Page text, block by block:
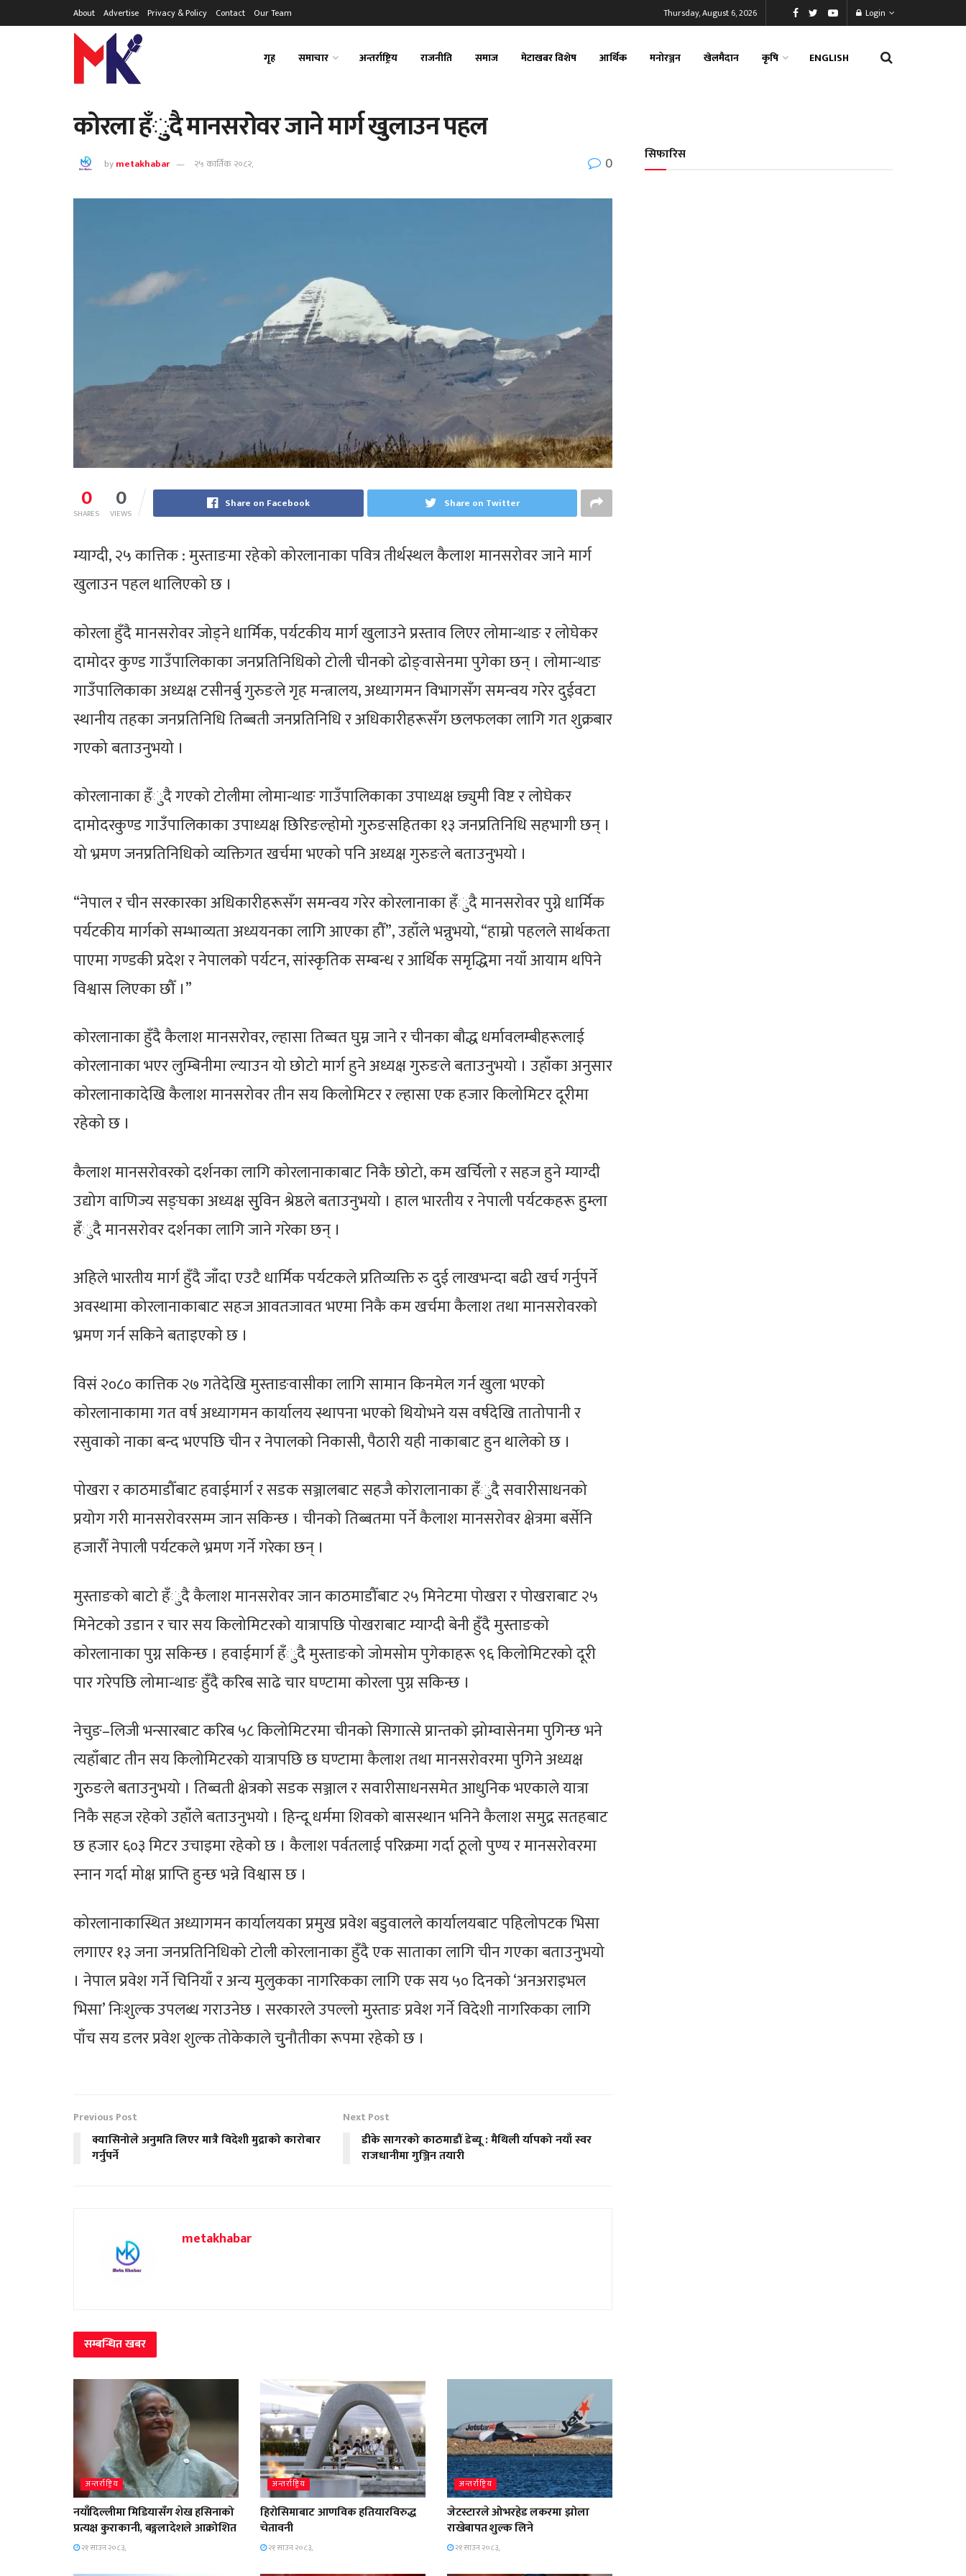
About Advertise Privacy & Policy Contact Our Team Thursday, August 6, 2026 Login
गृह समाचार अन्तर्राष्ट्रिय राजनीति समाज मेटाखबर विशेष आर्थिक मनोरञ्जन खेलमैदान कृषि ENGLISH
कोरला हँुदै मानसरोवर जाने मार्ग खुलाउन पहल
bymetakhabar २५ कार्तिक २०८२, 0
0
SHARES 0
VIEWS
Share on Facebook Share on Twitter
म्याग्दी, २५ कात्तिक : मुस्ताङमा रहेको कोरलानाका पवित्र तीर्थस्थल कैलाश मानसरोवर जाने मार्ग
खुलाउन पहल थालिएको छ ।
कोरला हुँदै मानसरोवर जोड्ने धार्मिक, पर्यटकीय मार्ग खुलाउने प्रस्ताव लिएर लोमान्थाङ र लोघेकर
दामोदर कुण्ड गाउँपालिकाका जनप्रतिनिधिको टोली चीनको ढोङ्वासेनमा पुगेका छन् । लोमान्थाङ
गाउँपालिकाका अध्यक्ष टसीनर्बु गुरुङले गृह मन्त्रालय, अध्यागमन विभागसँग समन्वय गरेर दुईवटा
स्थानीय तहका जनप्रतिनिधि तिब्बती जनप्रतिनिधि र अधिकारीहरूसँग छलफलका लागि गत शुक्रबार
गएको बताउनुभयो ।
कोरलानाका हँुदै गएको टोलीमा लोमान्थाङ गाउँपालिकाका उपाध्यक्ष छ्युमी विष्ट र लोघेकर
दामोदरकुण्ड गाउँपालिकाका उपाध्यक्ष छिरिङल्होमो गुरुङसहितका १३ जनप्रतिनिधि सहभागी छन् ।
यो भ्रमण जनप्रतिनिधिको व्यक्तिगत खर्चमा भएको पनि अध्यक्ष गुरुङले बताउनुभयो ।
“नेपाल र चीन सरकारका अधिकारीहरूसँग समन्वय गरेर कोरलानाका हँुदै मानसरोवर पुग्ने धार्मिक
पर्यटकीय मार्गको सम्भाव्यता अध्ययनका लागि आएका हौँ”, उहाँले भन्नुभयो, “हाम्रो पहलले सार्थकता
पाएमा गण्डकी प्रदेश र नेपालको पर्यटन, सांस्कृतिक सम्बन्ध र आर्थिक समृद्धिमा नयाँ आयाम थपिने
विश्वास लिएका छौँ ।”
कोरलानाका हुँदै कैलाश मानसरोवर, ल्हासा तिब्वत घुम्न जाने र चीनका बौद्ध धर्मावलम्बीहरूलाई
कोरलानाका भएर लुम्बिनीमा ल्याउन यो छोटो मार्ग हुने अध्यक्ष गुरुङले बताउनुभयो । उहाँका अनुसार
कोरलानाकादेखि कैलाश मानसरोवर तीन सय किलोमिटर र ल्हासा एक हजार किलोमिटर दूरीमा
रहेको छ ।
कैलाश मानसरोवरको दर्शनका लागि कोरलानाकाबाट निकै छोटो, कम खर्चिलो र सहज हुने म्याग्दी
उद्योग वाणिज्य सङ्घका अध्यक्ष सुुविन श्रेष्ठले बताउनुभयो । हाल भारतीय र नेपाली पर्यटकहरू हुुम्ला
हँुदै मानसरोवर दर्शनका लागि जाने गरेका छन् ।
अहिले भारतीय मार्ग हुँदै जाँदा एउटै धार्मिक पर्यटकले प्रतिव्यक्ति रु दुई लाखभन्दा बढी खर्च गर्नुपर्ने
अवस्थामा कोरलानाकाबाट सहज आवतजावत भएमा निकै कम खर्चमा कैलाश तथा मानसरोवरको
भ्रमण गर्न सकिने बताइएको छ ।
विसं २०८० कात्तिक २७ गतेदेखि मुस्ताङवासीका लागि सामान किनमेल गर्न खुला भएको
कोरलानाकामा गत वर्ष अध्यागमन कार्यालय स्थापना भएको थियोभने यस वर्षदेखि तातोपानी र
रसुवाको नाका बन्द भएपछि चीन र नेपालको निकासी, पैठारी यही नाकाबाट हुन थालेको छ ।
पोखरा र काठमाडौँबाट हवाईमार्ग र सडक सञ्जालबाट सहजै कोरालानाका हँुदै सवारीसाधनको
प्रयोग गरी मानसरोवरसम्म जान सकिन्छ । चीनको तिब्बतमा पर्ने कैलाश मानसरोवर क्षेत्रमा बर्सेनि
हजारौँ नेपाली पर्यटकले भ्रमण गर्ने गरेका छन् ।
मुस्ताङको बाटो हँुदै कैलाश मानसरोवर जान काठमाडौँबाट २५ मिनेटमा पोखरा र पोखराबाट २५
मिनेटको उडान र चार सय किलोमिटरको यात्रापछि पोखराबाट म्याग्दी बेनी हुँदै मुस्ताङको
कोरलानाका पुग्न सकिन्छ । हवाईमार्ग हँुदै मुस्ताङको जोमसोम पुगेकाहरू ९६ किलोमिटरको दूरी
पार गरेपछि लोमान्थाङ हुँदै करिब साढे चार घण्टामा कोरला पुग्न सकिन्छ ।
नेचुङ–लिजी भन्सारबाट करिब ५८ किलोमिटरमा चीनको सिगात्से प्रान्तको झोम्वासेनमा पुगिन्छ भने
त्यहाँबाट तीन सय किलोमिटरको यात्रापछि छ घण्टामा कैलाश तथा मानसरोवरमा पुगिने अध्यक्ष
गुुरुङले बताउनुभयो । तिब्वती क्षेत्रको सडक सञ्जाल र सवारीसाधनसमेत आधुनिक भएकाले यात्रा
निकै सहज रहेको उहाँले बताउनुभयो । हिन्दू धर्ममा शिवको बासस्थान भनिने कैलाश समुद्र सतहबाट
छ हजार ६०३ मिटर उचाइमा रहेको छ । कैलाश पर्वतलाई परिक्रमा गर्दा ठूलो पुण्य र मानसरोवरमा
स्नान गर्दा मोक्ष प्राप्ति हुन्छ भन्ने विश्वास छ ।
कोरलानाकास्थित अध्यागमन कार्यालयका प्रमुख प्रवेश बडुवालले कार्यालयबाट पहिलोपटक भिसा
लगाएर १३ जना जनप्रतिनिधिको टोली कोरलानाका हुँदै एक साताका लागि चीन गएका बताउनुभयो
। नेपाल प्रवेश गर्ने चिनियाँ र अन्य मुलुकका नागरिकका लागि एक सय ५० दिनको ‘अनअराइभल
भिसा’ निःशुल्क उपलब्ध गराउनेछ । सरकारले उपल्लो मुस्ताङ प्रवेश गर्ने विदेशी नागरिकका लागि
पाँच सय डलर प्रवेश शुल्क तोकेकाले चुुनौतीका रूपमा रहेको छ ।
Previous Post
क्यासिनोले अनुमति लिएर मात्रै विदेशी मुद्राको कारोबार
गर्नुपर्ने
Next Post
डीके सागरको काठमाडौं डेब्यू : मैथिली र्यापको नयाँ स्वर
राजधानीमा गुञ्जिन तयारी
metakhabar
सम्बन्धितखबर
अन्तर्राष्ट्रिय
नयाँदिल्लीमा मिडियासँग शेख हसिनाको
प्रत्यक्ष कुराकानी, बङ्गलादेशले आक्रोशित
२१ साउन २०८३,
अन्तर्राष्ट्रिय
हिरोसिमाबाट आणविक हतियारविरुद्ध
चेतावनी
२१ साउन २०८३,
अन्तर्राष्ट्रिय
जेटस्टारले ओभरहेड लकरमा झोला
राखेबापत शुल्क लिने
२१ साउन २०८३,
सिफारिस